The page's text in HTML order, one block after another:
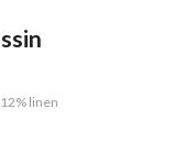
linen